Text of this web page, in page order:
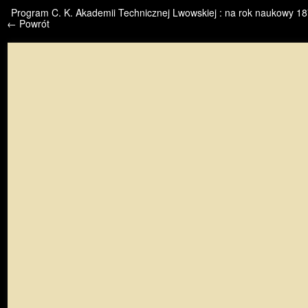
/* */ /* */ /* pliki_strona_po_stronie */
Program C. K. Akademii Technicznej Lwowskiej : na rok naukowy
← Powrót